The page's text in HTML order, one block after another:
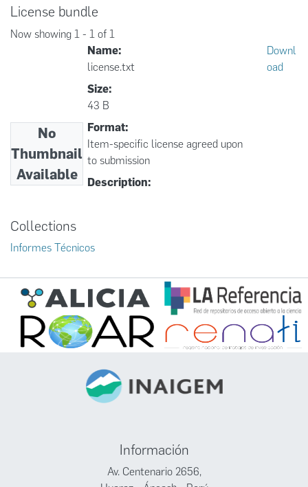
License bundle
Now showing 1 - 1 of 1
No
Thumbnail
Available
Name:
license.txt
Size:
43 B
Format:
Item-specific license agreed upon
to submission
Description:
Downl
oad
Collections
Informes Técnicos
Información
Av. Centenario 2656,